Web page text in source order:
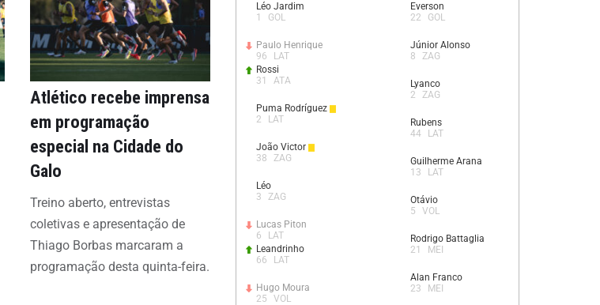
Atlético recebe imprensa
em programação
especial na Cidade do
Galo
Treino aberto, entrevistas
coletivas e apresentação de
Thiago Borbas marcaram a
programação desta quinta-feira.
Léo Jardim
1
GOL
Paulo Henrique
96
LAT
Rossi
31
ATA
Puma Rodríguez
2
LAT
João Victor
38
ZAG
Léo
3
ZAG
Lucas Piton
6
LAT
Leandrinho
66
LAT
Hugo Moura
25
VOL
Everson
22
GOL
Júnior Alonso
8
ZAG
Lyanco
2
ZAG
Rubens
44
LAT
Guilherme Arana
13
LAT
Otávio
5
VOL
Rodrigo Battaglia
21
MEI
Alan Franco
23
MEI